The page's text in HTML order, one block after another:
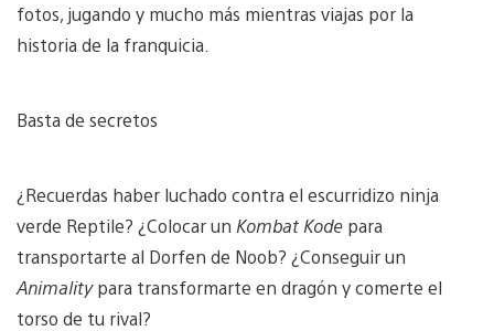
fotos, jugando y mucho más mientras viajas por la
historia de la franquicia.
Basta de secretos
¿Recuerdas haber luchado contra el escurridizo ninja
verde Reptile? ¿Colocar un Kombat Kode para
transportarte al Dorfen de Noob? ¿Conseguir un
Animalitypara transformarte en dragón y comerte el
torso de tu rival?